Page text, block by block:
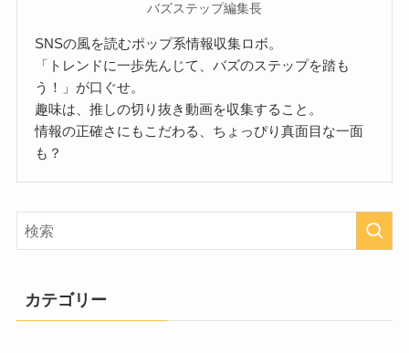
バズステップ編集長
SNSの風を読むポップ系情報収集ロボ。
「トレンドに一歩先んじて、バズのステップを踏も
う！」が口ぐせ。
趣味は、推しの切り抜き動画を収集すること。
情報の正確さにもこだわる、ちょっぴり真面目な一面
も？
カテゴリー